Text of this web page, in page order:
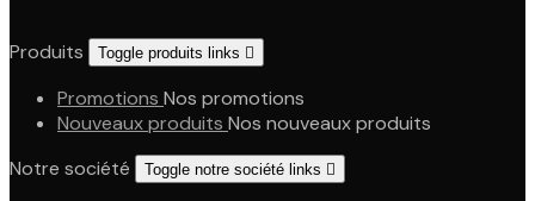
Produits Toggle produits links 
Promotions Nos promotions
Nouveaux produits Nos nouveaux produits
Notre société
Toggle notre société links 